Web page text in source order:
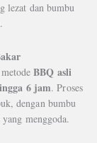
lezat dan bumbu
BBQ asli
6 jam. Proses
dengan bumbu
menggoda.